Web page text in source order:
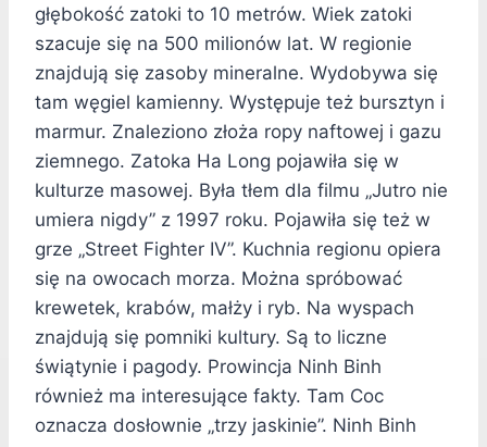
głębokość zatoki to 10 metrów. Wiek zatoki
szacuje się na 500 milionów lat. W regionie
znajdują się zasoby mineralne. Wydobywa się
tam węgiel kamienny. Występuje też bursztyn i
marmur. Znaleziono złoża ropy naftowej i gazu
ziemnego. Zatoka Ha Long pojawiła się w
kulturze masowej. Była tłem dla filmu „Jutro nie
umiera nigdy” z 1997 roku. Pojawiła się też w
grze „Street Fighter IV”. Kuchnia regionu opiera
się na owocach morza. Można spróbować
krewetek, krabów, małży i ryb. Na wyspach
znajdują się pomniki kultury. Są to liczne
świątynie i pagody. Prowincja Ninh Binh
również ma interesujące fakty. Tam Coc
oznacza dosłownie „trzy jaskinie”. Ninh Binh